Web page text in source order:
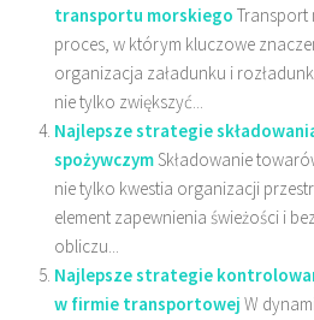
transportu morskiego Transport
proces, w którym kluczowe
organizacja załadunku i
nie tylko zwiększyć...
Najlepsze strategie
spożywczymSkładowanie
nie tylko kwestia organizacji
element zapewnienia świeżości i
obliczu...
Najlepsze strategie
w firmie transportowej W